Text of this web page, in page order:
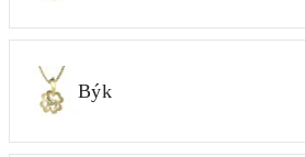
Býk